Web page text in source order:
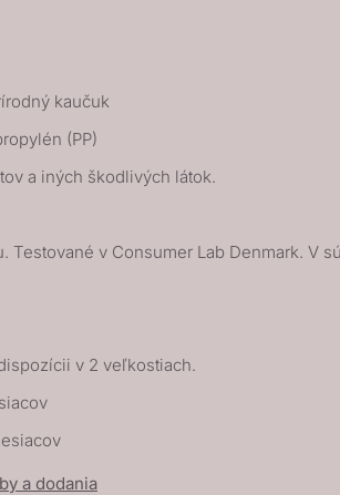
kaučuk
(PP)
a iných škodlivých látok.
Testované v Consumer Lab Denmark. V
v 2 veľkostiach.
a dodania